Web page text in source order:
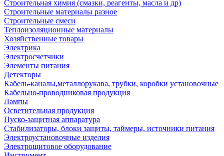
Строительная химия (смазки, реагенты, масла и др)
Строительные материалы разное
Строительные смеси
Теплоизоляционные материалы
Хозяйственные товары
Электрика
Электросчетчики
Элементы питания
Детекторы
Кабель-каналы,металлорукава, трубки, коробки установочные
Кабельно-проводниковая продукция
Лампы
Осветительная продукция
Пуско-защитная аппаратура
Стабилизаторы, блоки защиты, таймеры, источники питания
Электроустановочные изделия
Электрощитовое оборудование